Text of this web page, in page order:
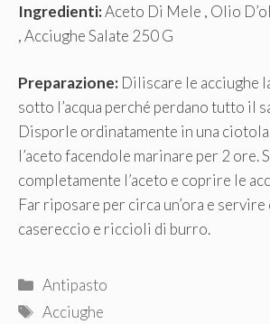
Ingredienti:Aceto Di Mele , Olio
, Acciughe Salate 250 G
Preparazione: Diliscare le acciughe
sotto l’acqua perché perdano tutto il
Disporle ordinatamente in una
l’aceto facendole marinare per 2 ore.
completamente l’aceto e coprire le
Far riposare per circa un’ora e servire
casereccio e riccioli di burro.
Categorie
Antipasto
Tag
Acciughe